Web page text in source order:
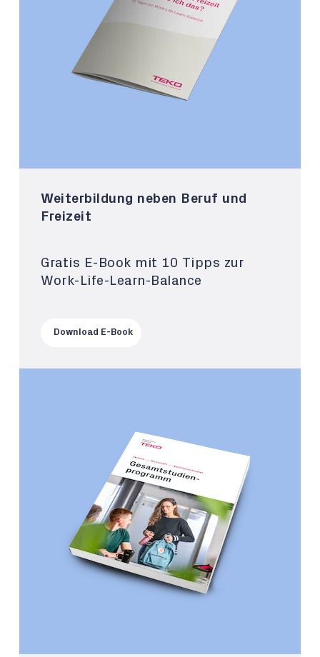
Weiterbildung neben Beruf und
Freizeit
Gratis E-Book mit 10 Tipps zur
Work-Life-Learn-Balance
Download E-Book